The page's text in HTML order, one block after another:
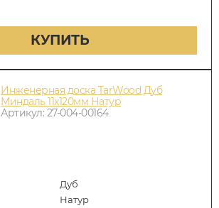
КУПИТЬ
Инженерная доска TarWood Дуб
Миндаль 11х120мм Натур
Артикул: 27-004-00164
Дуб
Натур